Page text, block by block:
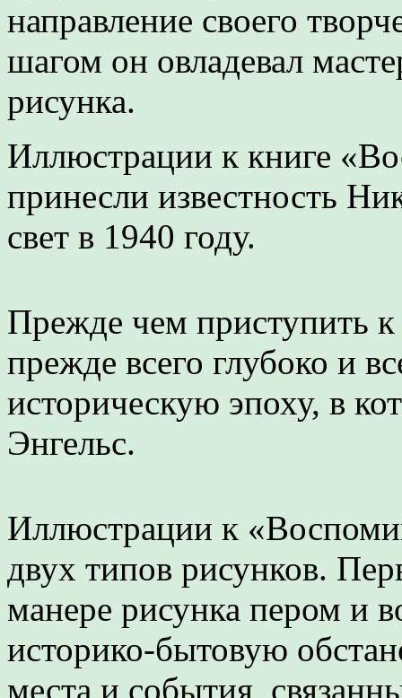
направление своего
шагом он овладевал
рисунка.
Иллюстрации к книге
принесли известность
свет в 1940 году.
Прежде чем приступить
прежде всего глубоко и
историческую эпоху, в
Энгельс.
Иллюстрации к
двух типов рисунков.
манере рисунка пером и
историко-бытовую
места и события,